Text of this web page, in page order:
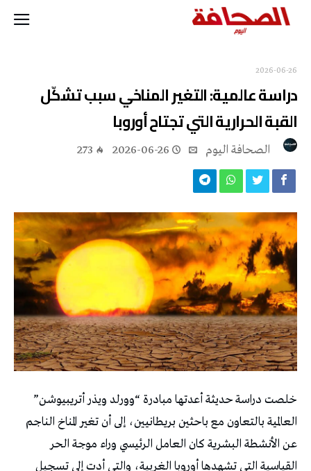
2026-06-26
دراسة عالمية: التغير المناخي سبب تشكّل
القبة الحرارية التي تجتاح أوروبا
2026-06-26
273
خلصت دراسة حديثة أعدتها مبادرة “وورلد ويذر أتريبيوشن”
العالمية بالتعاون مع باحثين بريطانيين، إلى أن تغير المناخ الناجم
عن الأنشطة البشرية كان العامل الرئيسي وراء موجة الحر
القياسية التي تشهدها أوروبا الغربية، والتي أدت إلى تسجيل